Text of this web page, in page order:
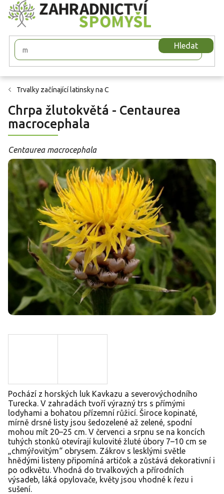
Přejít
na
obsah
Hledat
Trvalky začínající latinsky na C
Chrpa žlutokvětá - Centaurea
macrocephala
Centaurea macrocephala
Pochází z horských luk Kavkazu a severovýchodního
Turecka. V zahradách tvoří výrazný trs s přímými
lodyhami a bohatou přízemní růžicí. Široce kopinaté,
mírně drsné listy jsou šedozelené až zelené, spodní
mohou mít 20–25 cm. V červenci a srpnu se na koncích
tuhých stonků otevírají kulovité žluté úbory 7–10 cm se
„chmýřovitým“ obrysem. Zákrov s lesklými světle
hnědými listeny připomíná artičok a zůstává dekorativní i
po odkvětu. Vhodná do trvalkových a přírodních
výsadeb, láká opylovače, květy jsou vhodné k řezu i
sušení.